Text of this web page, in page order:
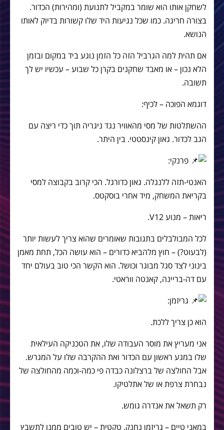
לשחקן אותו הוא שומר במקביל לתנועת (ומהירות) הכדור.
בצורה חריגה. כמו שכל נגיעות היד שלו קשורות בדיוק לאותו
הנושא.
אם תהית למה הגרביל הזה כל הזמן נוגע ביד במקום ובזמן
הלא נכון – או מאבד שחקנים בקרן כל שבוע – עכשיו יש לך
תשובה.
דוגמא הפוכה – לכיף:
ההשתלטות של מסי מהאוויר נגד ניגריה תוך כדי ריצה עם
הגב לכדור. גאון קינסטטי. בין היתר.
פרנקי:
האנטי-תזה ללנגלה. גאון כדורגל. הכי קרוב בקבוצה למסי
בקריאת המשחק, מיד אחרי בוסקטס.
ריאות – מנוע V12.
לכל המבולבלים בתגובות שאומרים שהוא צריך לעשות יותר
(לבעוט?) – חוץ מלהביא כדורים – הוא עושה הכל, תחת מאמן
בינוני לצד סגל מבוגר וכושל. הוא הקשר הכי טוב בעולם יחד
עם דה-בריינה, קאנטה ווראטי.
גריזמן:
הוא כן צריך ללכת.
אני מעריץ את מוסר העבודה שלו, את הטכניקה העילאית
שלו במגע ראשון עם הכדור ואת ההקרבה שלו על המגרש.
אבל החולצה של ברצלונה כבדה פי כמה-וכמה מהחולצה של
נבחרת צרפת או של אתלטיקו.
רק תשאל את אנדרה גומש.
במאני טיים – גריזמן נחנק. טקטית – יש טובים ממנו לתשבץ